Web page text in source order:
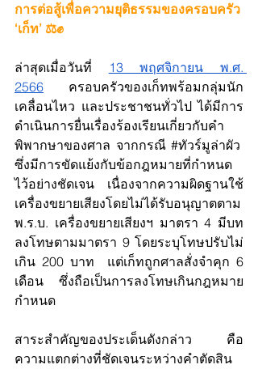
การต่อสู้เพื่อความยุติธรรมของครอบครัว
‘เก็ท’ ⚖️✊
ล่าสุดเมื่อวันที่
13 พฤศจิกายน พ.ศ.
2566 ครอบครัวของเก็ทพร้อมกลุ่มนัก
เคลื่อนไหว และประชาชนทั่วไป ได้มีการ
ดำเนินการยื่นเรื่องร้องเรียนเกี่ยวกับคำ
พิพากษาของศาล จากกรณี #ทัวร์มูล่าผัว
ซึ่งมีการขัดแย้งกับข้อกฎหมายที่กำหนด
ไว้อย่างชัดเจน เนื่องจากความผิดฐานใช้
เครื่องขยายเสียงโดยไม่ได้รับอนุญาตตาม
พ.ร.บ. เครื่องขยายเสียงฯ มาตรา 4 มีบท
ลงโทษตามมาตรา 9 โดยระบุโทษปรับไม่
เกิน 200 บาท  แต่เก็ทถูกศาลสั่งจำคุก 6
เดือน ซึ่งถือเป็นการลงโทษเกินกฎหมาย
กำหนด
สาระสำคัญของประเด็นดังกล่าว คือ
ความแตกต่างที่ชัดเจนระหว่างคำตัดสิน